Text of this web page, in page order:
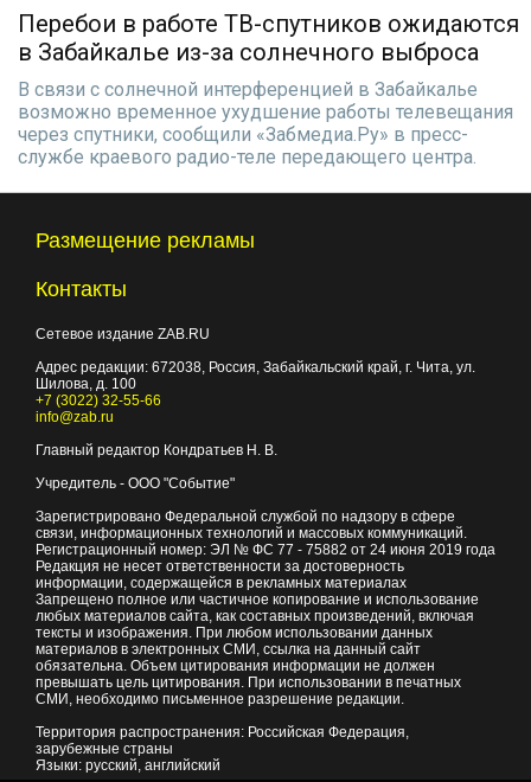
Перебои в работе ТВ-спутников ожидаются
в Забайкалье из-за солнечного выброса
В связи с солнечной интерференцией в Забайкалье
возможно временное ухудшение работы телевещания
через спутники, сообщили «Забмедиа.Ру» в пресс-
службе краевого радио-теле передающего центра.
Размещение рекламы
Контакты
Сетевое издание ZAB.RU
Адрес редакции: 672038, Россия, Забайкальский край, г. Чита, ул.
Шилова, д. 100
+7 (3022) 32-55-66
info@zab.ru
Главный редактор Кондратьев Н. В.
Учредитель - ООО "Событие"
Зарегистрировано Федеральной службой по надзору в сфере
связи, информационных технологий и массовых коммуникаций.
Регистрационный номер: ЭЛ № ФС 77 - 75882 от 24 июня 2019 года
Редакция не несет ответственности за достоверность
информации, содержащейся в рекламных материалах
Запрещено полное или частичное копирование и использование
любых материалов сайта, как составных произведений, включая
тексты и изображения. При любом использовании данных
материалов в электронных СМИ, ссылка на данный сайт
обязательна. Объем цитирования информации не должен
превышать цель цитирования. При использовании в печатных
СМИ, необходимо письменное разрешение редакции.
Территория распространения: Российская Федерация,
зарубежные страны
Языки: русский, английский